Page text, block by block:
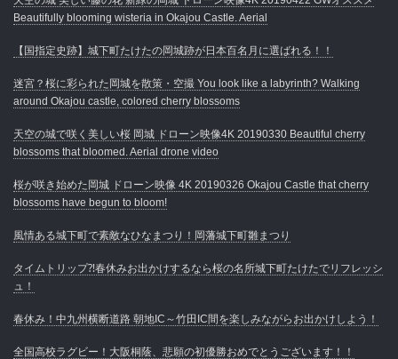
Beautifully blooming wisteria in Okajou Castle. Aerial
【国指定史跡】城下町たけたの岡城跡が日本百名月に選ばれる！！
迷宮？桜に彩られた岡城を散策・空撮 You look like a labyrinth? Walking
around Okajou castle, colored cherry blossoms
天空の城で咲く美しい桜 岡城 ドローン映像4K 20190330 Beautiful cherry
blossoms that bloomed. Aerial drone video
桜が咲き始めた岡城 ドローン映像 4K 20190326 Okajou Castle that cherry
blossoms have begun to bloom!
風情ある城下町で素敵なひなまつり！岡藩城下町雛まつり
タイムトリップ⁈春休みお出かけするなら桜の名所城下町たけたでリフレッシ
ュ！
春休み！中九州横断道路 朝地IC～竹田IC間を楽しみながらお出かけしよう！
全国高校ラグビー！大阪桐蔭、悲願の初優勝おめでとうございます！！